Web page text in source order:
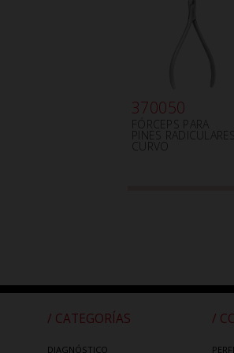
370050
FÓRCEPS PARA
PINES RADICULARES
CURVO
/ CATEGORÍAS
DIAGNÓSTICO
/